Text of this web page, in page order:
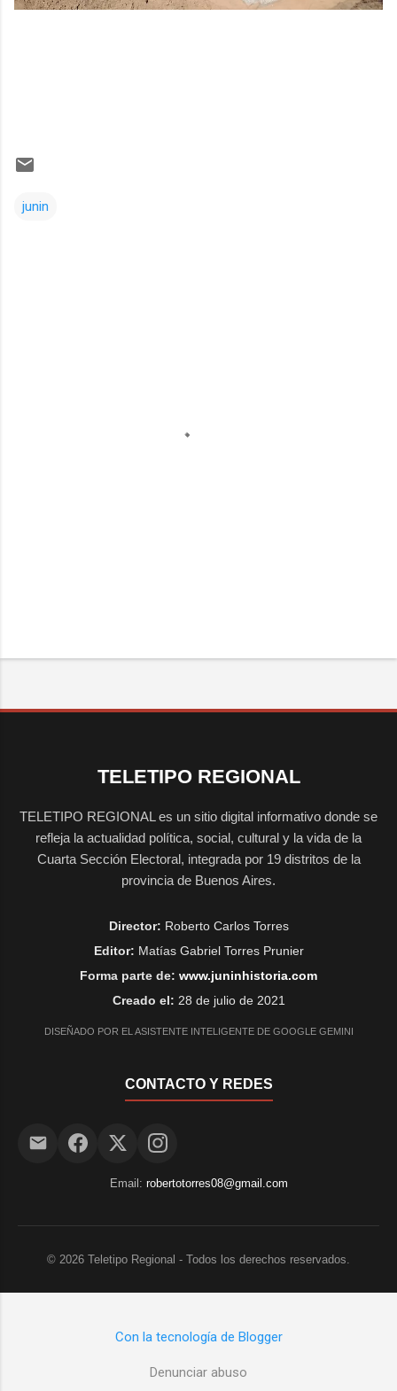
junin
TELETIPO REGIONAL
TELETIPO REGIONAL es un sitio digital informativo donde se
refleja la actualidad política, social, cultural y la vida de la
Cuarta Sección Electoral, integrada por 19 distritos de la
provincia de Buenos Aires.
Director: Roberto Carlos Torres
Editor: Matías Gabriel Torres Prunier
Forma parte de: www.juninhistoria.com
Creado el: 28 de julio de 2021
DISEÑADO POR EL ASISTENTE INTELIGENTE DE GOOGLE GEMINI
CONTACTO Y REDES
Email: robertotorres08@gmail.com
© 2026 Teletipo Regional - Todos los derechos reservados.
Con la tecnología de Blogger
Denunciar abuso